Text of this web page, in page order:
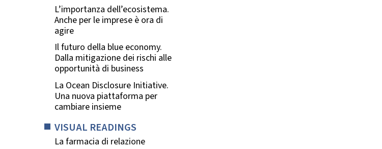
L’importanza dell’ecosistema.
Anche per le imprese è ora di
agire
Il futuro della blue economy.
Dalla mitigazione dei rischi alle
opportunità di business
La Ocean Disclosure Initiative.
Una nuova piattaforma per
cambiare insieme
VISUAL READINGS
La farmacia di relazione